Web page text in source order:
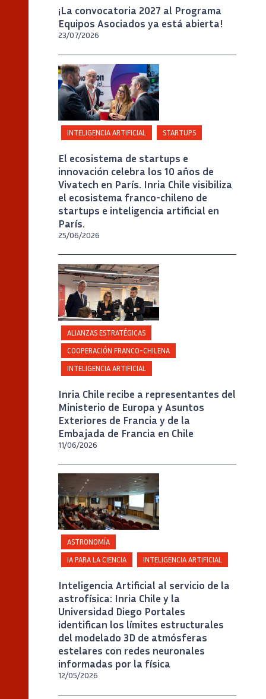
¡La convocatoria 2027 al Programa
Equipos Asociados ya está abierta!
23/07/2026
Crédito
Inria / Photo B. Fourrier
INTELIGENCIA ARTIFICIAL STARTUPS
El ecosistema de startups e
innovación celebra los 10 años de
Vivatech en París. Inria Chile visibiliza
el ecosistema franco-chileno de
startups e inteligencia artificial en
París.
25/06/2026
Crédito
Inria Chile/ Foto J. Allirot
ALIANZAS ESTRATÉGICAS
COOPERACIÓN FRANCO-CHILENA
INTELIGENCIA ARTIFICIAL
Inria Chile recibe a representantes del
Ministerio de Europa y Asuntos
Exteriores de Francia y de la
Embajada de Francia en Chile
11/06/2026
Universidad Diego Portales / Foto A.
Rosenberg
ASTRONOMÍA
IA PARA LA CIENCIA
INTELIGENCIA ARTIFICIAL
Inteligencia Artificial al servicio de la
astrofísica: Inria Chile y la
Universidad Diego Portales
identifican los límites estructurales
del modelado 3D de atmósferas
estelares con redes neuronales
informadas por la física
12/05/2026